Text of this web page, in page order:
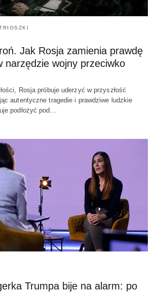
Jak Rosja zamienia prawdę
narzędzie wojny przeciwko
Rosja próbuje uderzyć w przyszłość
autentyczne tragedie i prawdziwe ludzkie
podłożyć pod…
Trumpa bije na alarm: po